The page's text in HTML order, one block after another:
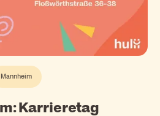
Mannheim
Karrieretag